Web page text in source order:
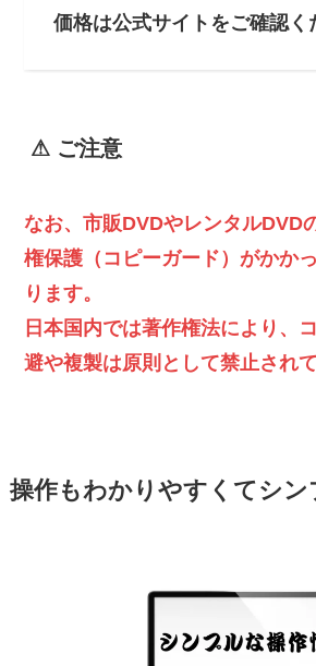
価格は公式サイトをご確認く
⚠ ご注意
なお、市販DVDやレンタルDVD
権保護（コピーガード）がかか
ります。
日本国内では著作権法により、
避や複製は原則として禁止されて
操作もわかりやすくてシン